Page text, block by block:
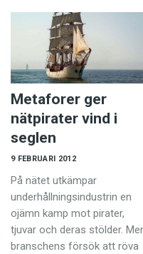
Metaforer ger
nätpirater vind i
seglen
9 FEBRUARI 2012
På nätet utkämpar
underhållningsindustrin en
ojämn kamp mot pirater,
tjuvar och deras stölder.
branschens försök att röva